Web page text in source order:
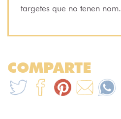
targetes que no tenen nom.
COMPARTE